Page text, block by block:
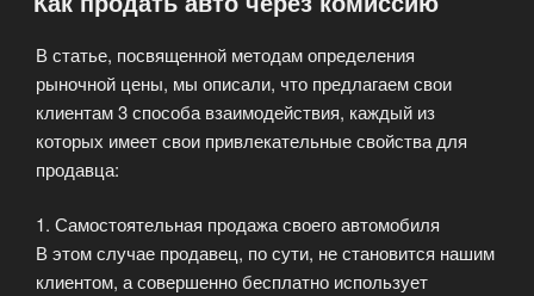
В статье, посвященной методам определения
рыночной цены, мы описали, что предлагаем свои
клиентам 3 способа взаимодействия, каждый из
которых имеет свои привлекательные свойства для
продавца:
1. Самостоятельная продажа своего автомобиля
В этом случае продавец, по сути, не становится нашим
клиентом, а совершенно бесплатно использует